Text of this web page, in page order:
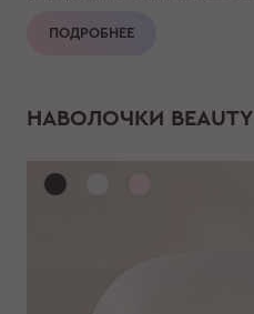
ПОДРОБНЕЕ
НАВОЛОЧКИ BEAUTY